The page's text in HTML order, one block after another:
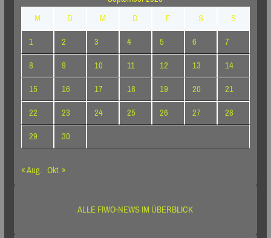
M
D M D F S
S
1
2 3 4 5 6
7
8
9 10 11 12 13
14
15
16 17 18 19 20
21
22
23 24 25 26 27
28
29
30
« Aug. Okt. »
ALLE FIWO-NEWS IM ÜBERBLICK